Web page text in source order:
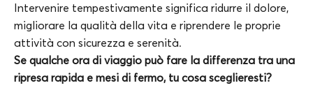
Intervenire tempestivamente significa ridurre il dolore,
migliorare la qualità della vita e riprendere le proprie
attività con sicurezza e serenità.
Se qualche ora di viaggio può fare la differenza tra una
ripresa rapida e mesi di fermo, tu cosa sceglieresti?